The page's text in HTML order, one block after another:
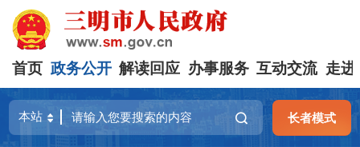
首页 政务公开 解读回应 办事服务 互动交流 走进
长者模式